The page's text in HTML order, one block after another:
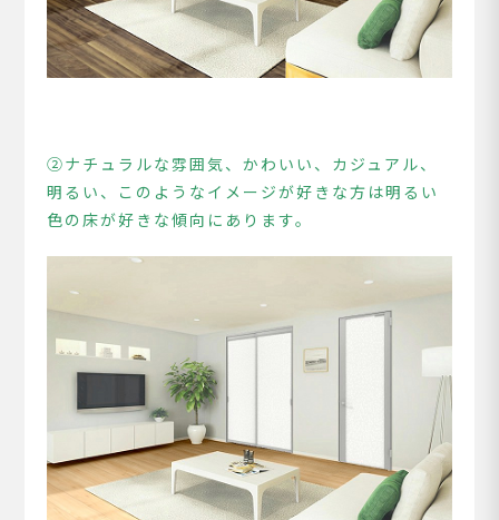
②ナチュラルな雰囲気、かわいい、カジュアル、
明るい、このようなイメージが好きな方は明るい
色の床が好きな傾向にあります。